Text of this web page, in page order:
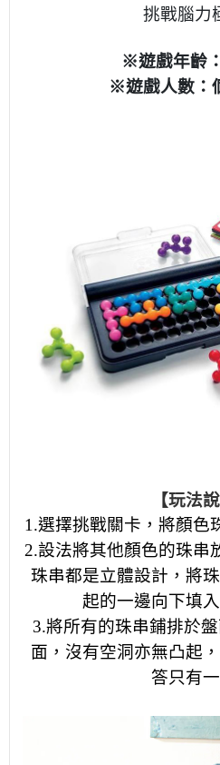
挑戰腦力
※遊戲年齡
※遊戲人數：
【玩法
1.選擇挑戰關卡，將顏色
2.設法將其他顏色的珠串
珠串都是立體設計，將
起的一邊向下填
3.將所有的珠串鋪排於
面，沒有空洞亦無凸起
答只有一